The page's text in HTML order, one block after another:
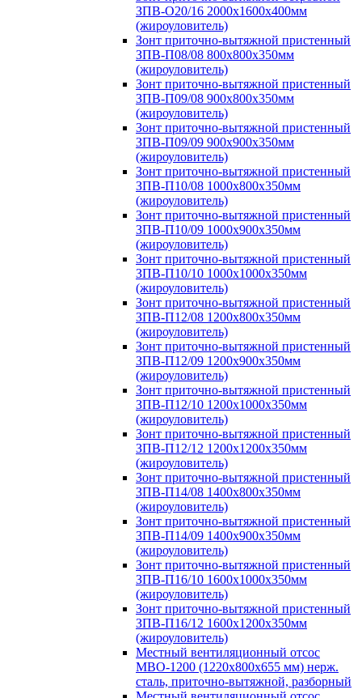
ЗПВ-О20/16 2000х1600х400мм
(жироуловитель)
Зонт приточно-вытяжной пристенный
ЗПВ-П08/08 800х800х350мм
(жироуловитель)
Зонт приточно-вытяжной пристенный
ЗПВ-П09/08 900х800х350мм
(жироуловитель)
Зонт приточно-вытяжной пристенный
ЗПВ-П09/09 900х900х350мм
(жироуловитель)
Зонт приточно-вытяжной пристенный
ЗПВ-П10/08 1000х800х350мм
(жироуловитель)
Зонт приточно-вытяжной пристенный
ЗПВ-П10/09 1000х900х350мм
(жироуловитель)
Зонт приточно-вытяжной пристенный
ЗПВ-П10/10 1000х1000х350мм
(жироуловитель)
Зонт приточно-вытяжной пристенный
ЗПВ-П12/08 1200х800х350мм
(жироуловитель)
Зонт приточно-вытяжной пристенный
ЗПВ-П12/09 1200х900х350мм
(жироуловитель)
Зонт приточно-вытяжной пристенный
ЗПВ-П12/10 1200х1000х350мм
(жироуловитель)
Зонт приточно-вытяжной пристенный
ЗПВ-П12/12 1200х1200х350мм
(жироуловитель)
Зонт приточно-вытяжной пристенный
ЗПВ-П14/08 1400х800х350мм
(жироуловитель)
Зонт приточно-вытяжной пристенный
ЗПВ-П14/09 1400х900х350мм
(жироуловитель)
Зонт приточно-вытяжной пристенный
ЗПВ-П16/10 1600х1000х350мм
(жироуловитель)
Зонт приточно-вытяжной пристенный
ЗПВ-П16/12 1600х1200х350мм
(жироуловитель)
Местный вентиляционный отсос
МВО-1200 (1220х800х655 мм) нерж.
сталь, приточно-вытяжной, разборный